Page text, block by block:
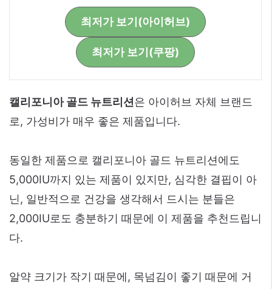
최저가 보기(아이허브)
최저가 보기(쿠팡)
캘리포니아 골드 뉴트리션은 아이허브 자체 브랜드
로, 가성비가 매우 좋은 제품입니다.
동일한 제품으로 캘리포니아 골드 뉴트리션에도
5,000IU까지 있는 제품이 있지만, 심각한 결핍이 아
닌, 일반적으로 건강을 생각해서 드시는 분들은
2,000IU로도 충분하기 때문에 이 제품을 추천드립니
다.
알약 크기가 작기 때문에, 목넘김이 좋기 때문에 거